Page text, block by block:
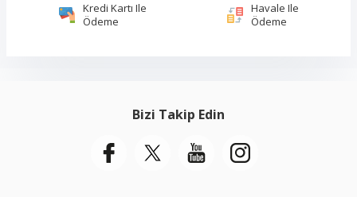
Kredi Kartı Ile
Ödeme
Havale Ile
Ödeme
Bizi Takip Edin